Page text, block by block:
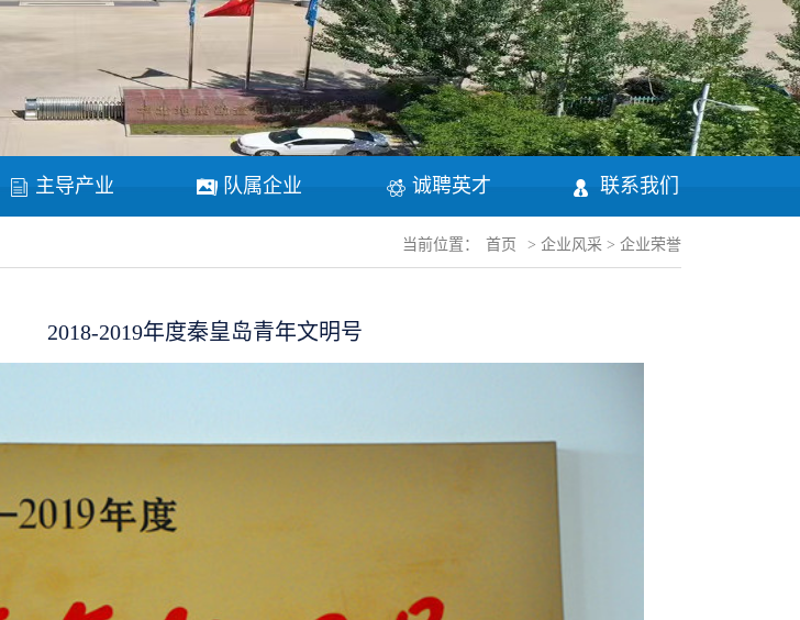
主导产业 队属企业 诚聘英才 联系我们
当前位置： 首页 > 企业风采 > 企业荣誉
2018-2019年度秦皇岛青年文明号